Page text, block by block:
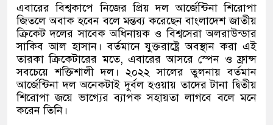
এবারের বিশ্বকাপে নিজের প্রিয় দল আর্জেন্টিনা শিরোপা
জিতলে অবাক হবেন বলে মন্তব্য করেছেন বাংলাদেশ জাতীয়
ক্রিকেট দলের সাবেক অধিনায়ক ও বিশ্বসেরা অলরাউন্ডার
সাকিব আল হাসান। বর্তমানে যুক্তরাষ্ট্রে অবস্থান করা এই
তারকা ক্রিকেটারের মতে,এবারের আসরে স্পেন ও ফ্রান্স
সবচেয়ে শক্তিশালী দল। ২০২২ সালের তুলনায় বর্তমান
আর্জেন্টিনা দল অনেকটাই দুর্বল হওয়ায় তাদের টানা দ্বিতীয়
শিরোপা জয়ে ভাগ্যের ব্যাপক সহায়তা লাগবে বলে মনে
করেন তিনি।